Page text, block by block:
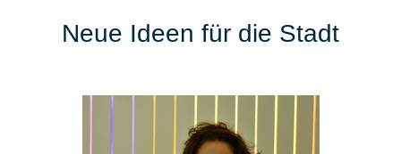
Neue Ideen für die Stadt